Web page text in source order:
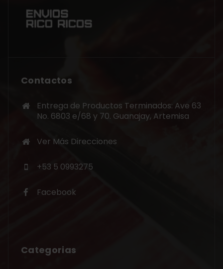
Contactos
Entrega de Productos Terminados: Ave 63
No. 6803 e/68 y 70. Guanajay, Artemisa
Ver Más Direcciones
+53 5 0993275
Facebook
Categorias